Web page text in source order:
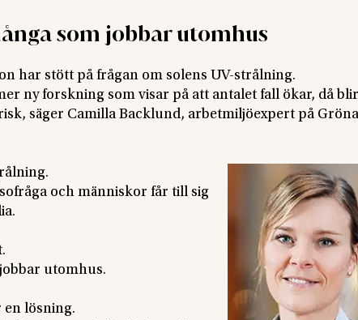
som jobbar utomhus
har stött på frågan om solens UV-strålning.
ny forskning som visar på att antalet fall ökar, då
säger Camilla Backlund, arbetmiljöexpert på Gröna
och människor får till sig
utomhus.
en lösning.